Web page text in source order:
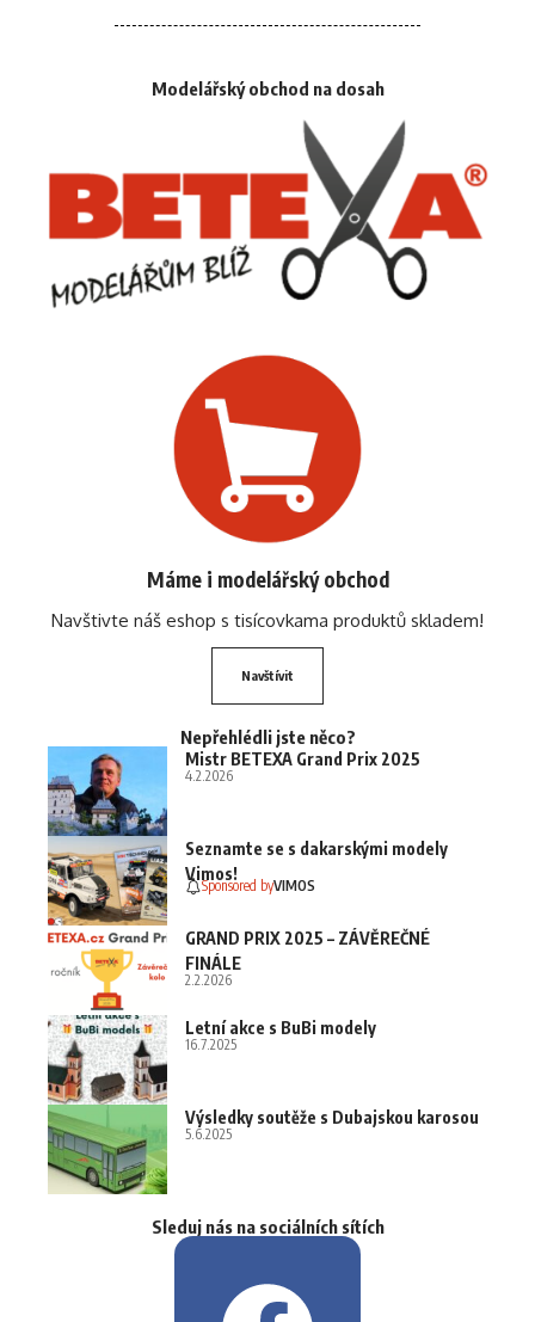
Modelářský obchod na dosah
Máme i modelářský obchod
Navštivte náš eshop s tisícovkama produktů skladem!
Navštívit
Nepřehlédli jste něco?
Mistr BETEXA Grand Prix 2025
4.2.2026
Seznamte se s dakarskými modely
Vimos!
Sponsored byVIMOS
GRAND PRIX 2025 – ZÁVĚREČNÉ
FINÁLE
2.2.2026
Letní akce s BuBi modely
16.7.2025
Výsledky soutěže s Dubajskou karosou
5.6.2025
Sleduj nás na sociálních sítích